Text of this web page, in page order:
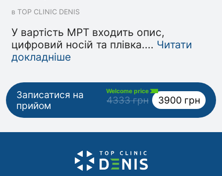
в TOP CLINIC DENIS
У вартість МРТ входить опис,
цифровий носій та плівка.... Читати
докладніше
Записатися на
прийом
Welcome price
4333 грн 3900 грн